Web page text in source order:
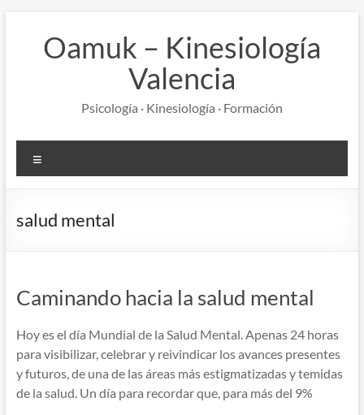
contenidoOamuk – Kinesiología
Valencia
Psicología · Kinesiología · Formación
salud mental
Caminando hacia la salud mental
Hoy es el día Mundial de la Salud Mental. Apenas 24 horas
para visibilizar, celebrar y reivindicar los avances presentes
y futuros, de una de las áreas más estigmatizadas y temidas
de la salud. Un día para recordar que, para más del 9%